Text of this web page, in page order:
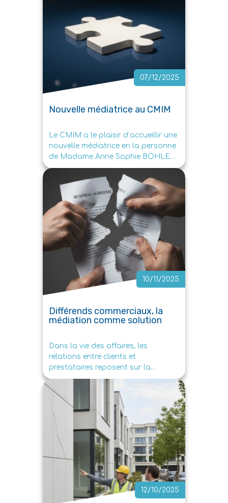
07/12/2025
Nouvelle médiatrice au CMIM
Le CMIM a le plaisir d’accueillir une
nouvelle médiatrice en la personne
de Madame Anne Sophie BÖHLER
titulaire du diplôme […]
10/11/2025
Différends commerciaux, la
médiation comme solution
Dans la vie des affaires, les
relations entre clients et
prestataires reposent sur la
confiance et la clarté des
engagements. […]
12/10/2025